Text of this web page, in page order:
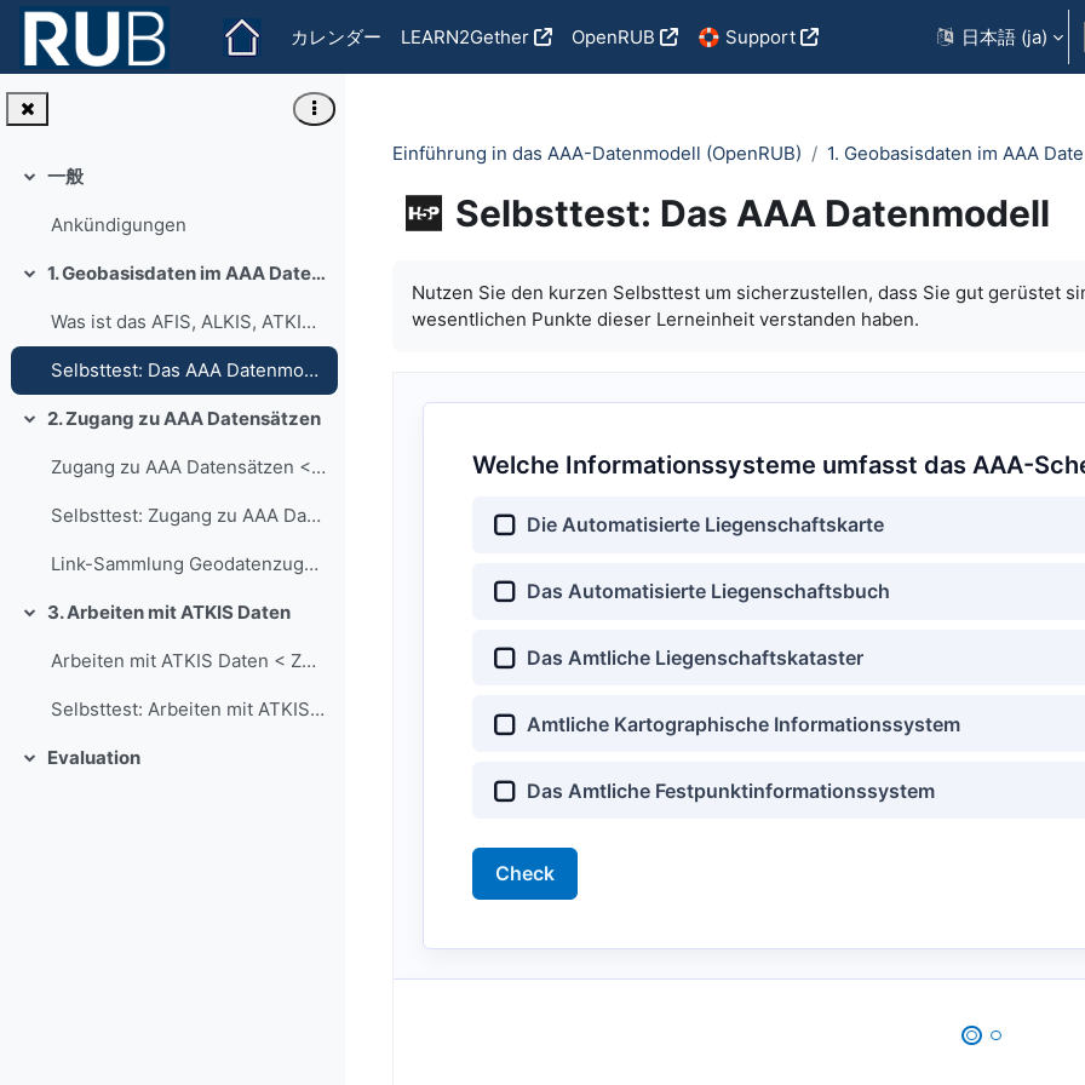
メインコンテンツへスキップする
カレンダー
LEARN2Gether OpenRUB 🛟 Support 日本語 ‎(ja)‎
折りたたむ
一般
Ankündigungen
折りたたむ 1. Geobasisdaten im AAA Datenmodell
Was ist das AFIS, ALKIS, ATKIS Datenmodell? < Zum Inhalt!!
Selbsttest: Das AAA Datenmodell
折りたたむ
2. Zugang zu AAA Datensätzen
Zugang zu AAA Datensätzen < Zum Inhalt!!
Selbsttest: Zugang zu AAA Datensätzen
Link-Sammlung Geodatenzugänge der Bundesländer
折りたたむ
3. Arbeiten mit ATKIS Daten
Arbeiten mit ATKIS Daten < Zum Inhalt!!
Selbsttest: Arbeiten mit ATKIS Daten
折りたたむ
Evaluation
Einführung in das AAA-Datenmodell (OpenRUB) 1. Geobasisdaten im AAA
Selbsttest: Das AAA Datenmodell
Nutzen Sie den kurzen Selbsttest um sicherzustellen, dass Sie gut gerüstet
wesentlichen Punkte dieser Lerneinheit verstanden haben.
Welche Informationssysteme umfasst das AAA-
Die Automatisierte Liegenschaftskarte
Das Automatisierte Liegenschaftsbuch
Das Amtliche Liegenschaftskataster
Amtliche Kartographische Informationssystem
Das Amtliche Festpunktinformationssystem
Check